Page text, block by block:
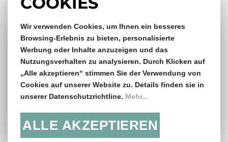
Wir verwenden Cookies, um Ihnen ein besseres
Browsing-Erlebnis zu bieten, personalisierte
Werbung oder Inhalte anzuzeigen und das
Nutzungsverhalten zu analysieren. Durch Klicken auf
„Alle akzeptieren“ stimmen Sie der Verwendung von
Cookies auf unserer Website zu. Details finden sie in
unserer Datenschutzrichtline. Mehr...
ALLE AKZEPTIEREN
Gratis Versand & Rückversand
ab €150,- Bestellwert
14 Tage Rückgaberecht